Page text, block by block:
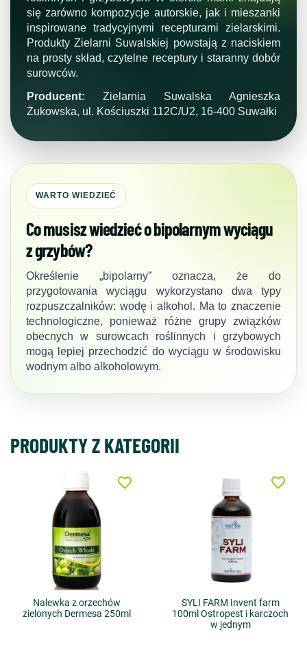
się zarówno kompozycje autorskie, jak i mieszanki
inspirowane tradycyjnymi recepturami zielarskimi.
Produkty Zielarni Suwalskiej powstają z naciskiem
na prosty skład, czytelne receptury i staranny dobór
surowców.
Producent: Zielarnia Suwalska Agnieszka
Żukowska, ul. Kościuszki 112C/U2, 16-400 Suwałki
WARTO WIEDZIEĆ
Co musisz wiedzieć o bipolarnym wyciągu
z grzybów?
Określenie „bipolarny” oznacza, że do
przygotowania wyciągu wykorzystano dwa typy
rozpuszczalników: wodę i alkohol. Ma to znaczenie
technologiczne, ponieważ różne grupy związków
obecnych w surowcach roślinnych i grzybowych
mogą lepiej przechodzić do wyciągu w środowisku
wodnym albo alkoholowym.
PRODUKTY Z KATEGORII
Nalewka z orzechów
zielonych Dermesa 250ml
favorite_border
SYLI FARM Invent farm
100ml Ostropest i karczoch
w jednym
favorite_border